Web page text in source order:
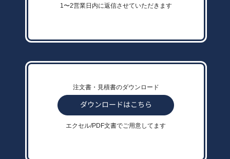
1〜2営業日内に返信させていただきます
注文書・見積書のダウンロード
エクセル/PDF文書でご用意してます